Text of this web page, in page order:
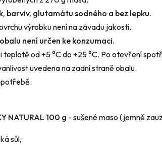
barviv, glutamátu sodného a bez lepku.
výrobku není na závadu jakosti.
není určen ke konzumaci.
teplotě od +5 °C do +25 °C. Po otevření
uvedena na zadní straně obalu.
NATURAL 100 g - sušené maso (jemně
sůl,